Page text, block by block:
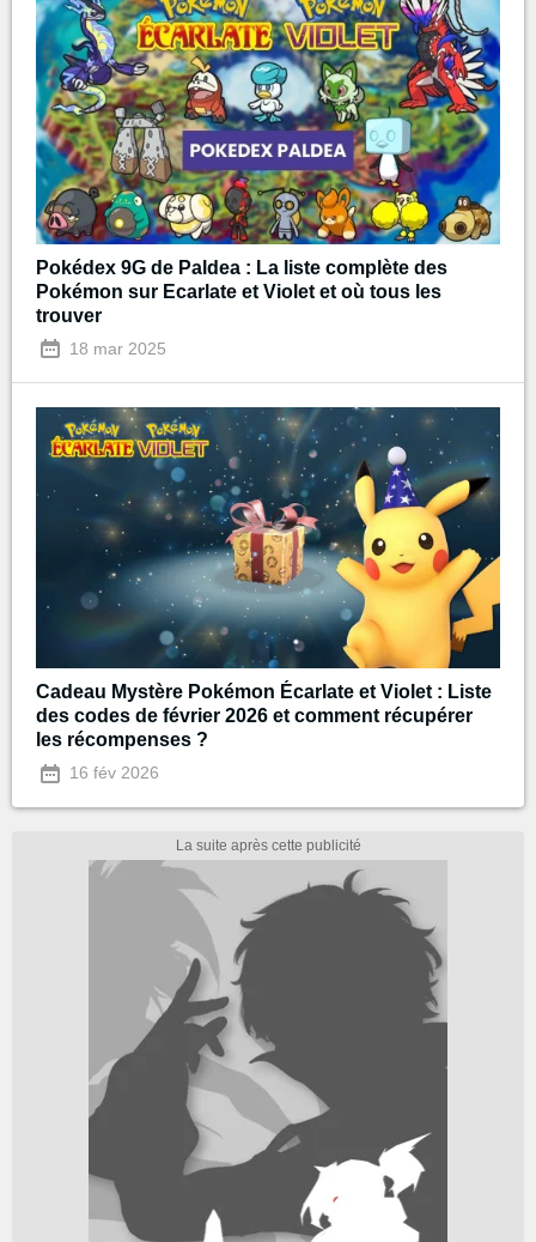
Pokédex 9G de Paldea : La liste complète des
Pokémon sur Ecarlate et Violet et où tous les
trouver
18 mar 2025
Cadeau Mystère Pokémon Écarlate et Violet : Liste
des codes de février 2026 et comment récupérer
les récompenses ?
16 fév 2026